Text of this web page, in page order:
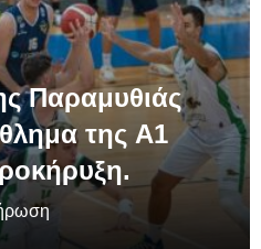
Παραμυθιάς
της A1